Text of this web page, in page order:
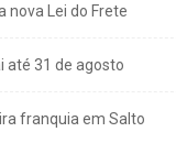
nova Lei do Frete
até 31 de agosto
franquia em Salto